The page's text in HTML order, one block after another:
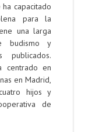
capacitado
para la
una larga
budismo y
publicados.
centrado en
en Madrid,
hijos y
de